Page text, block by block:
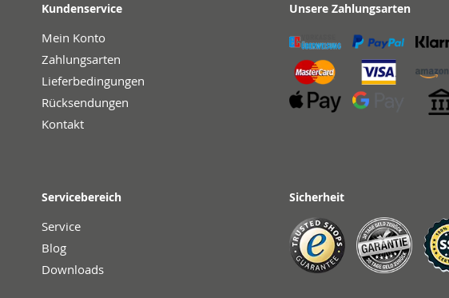
Kundenservice
Mein Konto
Zahlungsarten
Lieferbedingungen
Rücksendungen
Kontakt
Unsere Zahlungsarten
Servicebereich
Service
Blog
Downloads
Sicherheit